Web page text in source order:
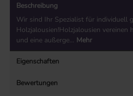
Beschreibung
Wir sind Ihr Spezialist für individuell
Holzjalousien!Holzjalousien vereinen
und eine außerge… Mehr
Eigenschaften
Bewertungen